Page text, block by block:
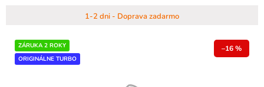
1-2 dni - Doprava zadarmo
ZÁRUKA 2 ROKY
ORIGINÁLNE TURBO
–16 %